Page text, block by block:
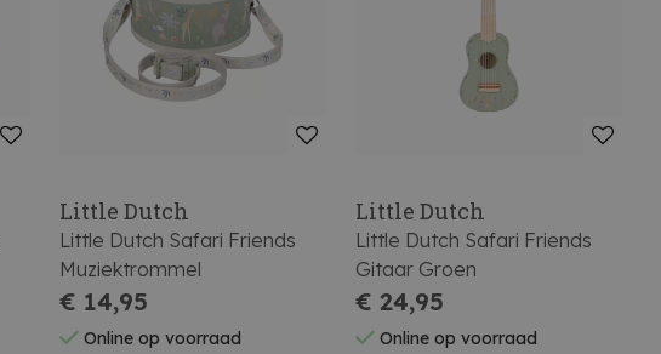
Little Dutch
Little Dutch Safari Friends
Muziektrommel
€ 14,95
Online op voorraad
Little Dutch
Little Dutch Safari Friends
Gitaar Groen
€ 24,95
Online op voorraad